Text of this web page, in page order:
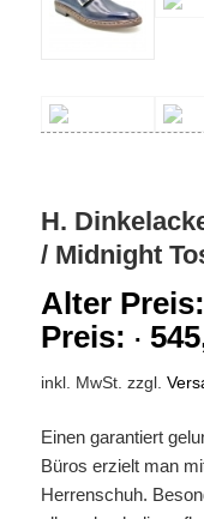
H.
/ Midnight
Alter Preis:
Preis:
inkl. MwSt. zzgl.
Einen garantiert
Büros erzielt man
Herrenschuh.